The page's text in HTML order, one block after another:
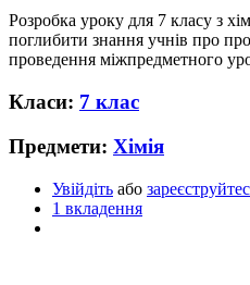
Розробка уроку для 7 класу з
поглибити знання учнів про
проведення міжпредметного
Класи: 7 клас
Предмети: Хімія
Увійдіть або
1 вкладення